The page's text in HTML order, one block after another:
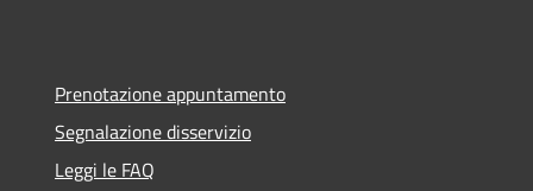
Prenotazione appuntamento
Segnalazione disservizio
Leggi le FAQ